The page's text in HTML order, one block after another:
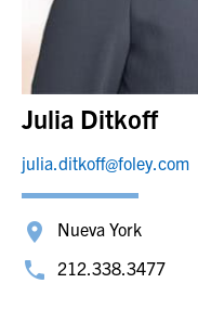
Julia Ditkoff
julia.ditkoff@foley.com
Nueva York
212.338.3477